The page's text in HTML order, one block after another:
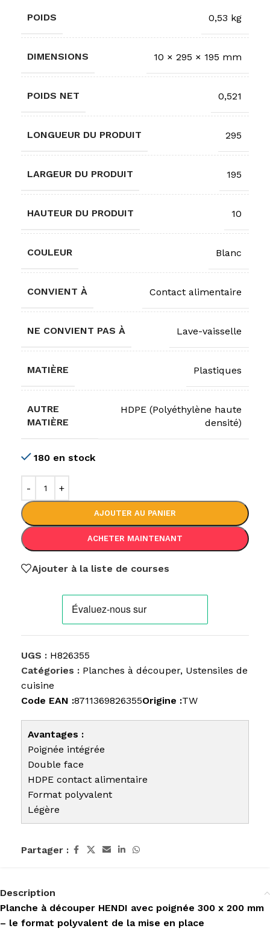
POIDS 0,53 kg
DIMENSIONS 10 × 295 × 195 mm
POIDS NET 0,521
LONGUEUR DU PRODUIT 295
LARGEUR DU PRODUIT 195
HAUTEUR DU PRODUIT 10
COULEUR Blanc
CONVIENT À Contact alimentaire
NE CONVIENT PAS À Lave-vaisselle
MATIÈRE Plastiques
AUTRE
MATIÈRE
HDPE (Polyéthylène haute
densité)
180 en stock
AJOUTER AU PANIER
ACHETER MAINTENANT
Ajouter à la liste de courses
UGS : H826355
Catégories : Planches à découper, Ustensiles de
cuisine
Code EAN :8711369826355Origine :TW
Avantages :
Poignée intégrée
Double face
HDPE contact alimentaire
Format polyvalent
Légère
Partager :
Description
Planche à découper HENDI avec poignée 300 x 200 mm
– le format polyvalent de la mise en place